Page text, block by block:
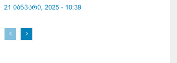
21 იანვარი, 2025 - 10:39